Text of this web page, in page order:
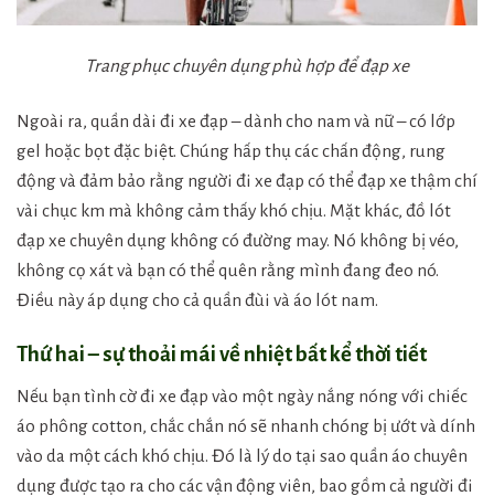
Trang phục chuyên dụng phù hợp để đạp xe
Ngoài ra, quần dài đi xe đạp – dành cho nam và nữ – có lớp
gel hoặc bọt đặc biệt. Chúng hấp thụ các chấn động, rung
động và đảm bảo rằng người đi xe đạp có thể đạp xe thậm chí
vài chục km mà không cảm thấy khó chịu. Mặt khác, đồ lót
đạp xe chuyên dụng không có đường may. Nó không bị véo,
không cọ xát và bạn có thể quên rằng mình đang đeo nó.
Điều này áp dụng cho cả quần đùi và áo lót nam.
Thứ hai – sự thoải mái về nhiệt bất kể thời tiết
Nếu bạn tình cờ đi xe đạp vào một ngày nắng nóng với chiếc
áo phông cotton, chắc chắn nó sẽ nhanh chóng bị ướt và dính
vào da một cách khó chịu. Đó là lý do tại sao quần áo chuyên
dụng được tạo ra cho các vận động viên, bao gồm cả người đi